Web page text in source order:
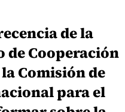
de la
de Cooperación
Comisión de
para el